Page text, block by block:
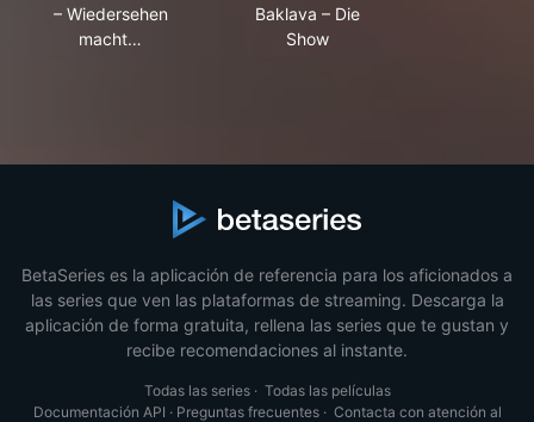
– Wiedersehen
macht…
Baklava – Die
Show
BetaSeries es la aplicación de referencia para los aficionados a
las series que ven las plataformas de streaming. Descarga la
aplicación de forma gratuita, rellena las series que te gustan y
recibe recomendaciones al instante.
Todas las series· Todas las películas
Documentación API · Preguntas frecuentes· Contacta con atención al